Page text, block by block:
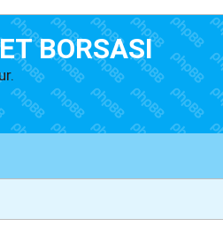
BORSASI